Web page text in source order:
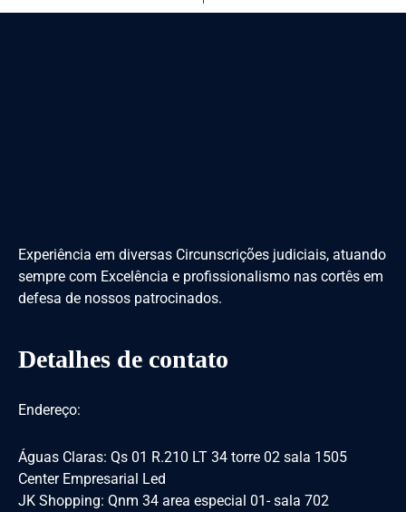
Experiência em diversas Circunscrições judiciais, atuando
sempre com Excelência e profissionalismo nas cortês em
defesa de nossos patrocinados.
Detalhes de contato
Endereço:
Águas Claras: Qs 01 R.210 LT 34 torre 02 sala 1505
Center Empresarial Led
JK Shopping: Qnm 34 area especial 01- sala 702